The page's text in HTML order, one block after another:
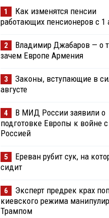
1
Как изменятся пенсии
работающих пенсионеров с 1
2
Владимир Джабаров — о
зачем Европе Армения
3
Законы, вступающие в
августе
4
В МИД России заявили о
подготовке Европы к войне с
Россией
5
Ереван рубит сук, на
сидит
6
Эксперт предрек крах
киевского режима
Трампом